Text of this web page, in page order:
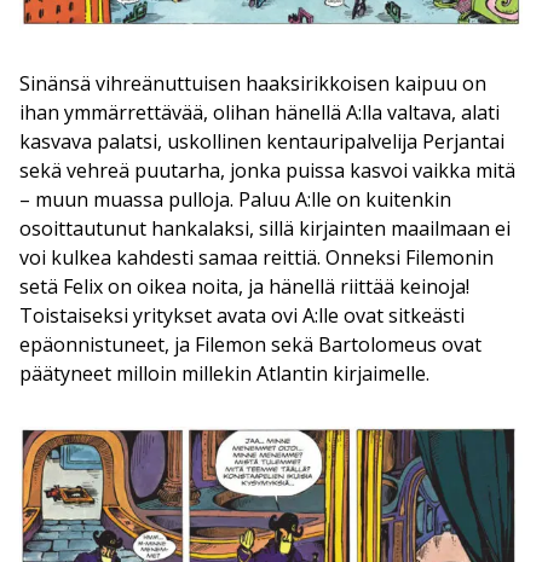
Sinänsä vihreänuttuisen haaksirikkoisen kaipuu on
ihan ymmärrettävää, olihan hänellä A:lla valtava, alati
kasvava palatsi, uskollinen kentauripalvelija Perjantai
sekä vehreä puutarha, jonka puissa kasvoi vaikka mitä
– muun muassa pulloja. Paluu A:lle on kuitenkin
osoittautunut hankalaksi, sillä kirjainten maailmaan ei
voi kulkea kahdesti samaa reittiä. Onneksi Filemonin
setä Felix on oikea noita, ja hänellä riittää keinoja!
Toistaiseksi yritykset avata ovi A:lle ovat sitkeästi
epäonnistuneet, ja Filemon sekä Bartolomeus ovat
päätyneet milloin millekin Atlantin kirjaimelle.